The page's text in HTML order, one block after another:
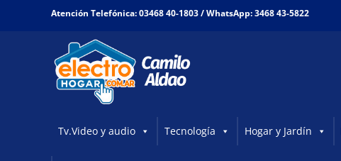
Atención Telefónica: 03468 40-1803 /WhatsApp: 3468 43-5822
Tv.Video y audio Tecnología Hogar y Jardín